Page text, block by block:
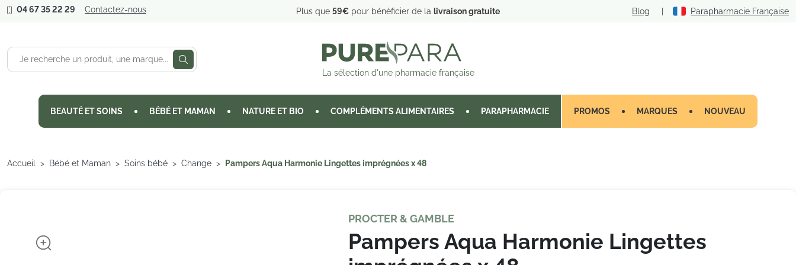
04 67 35 22 29 Contactez-nous Plus que 59€ pour bénéficier de la livraison gratuite Blog | Parapharmacie Française
La sélection d'une pharmacie française
BEAUTÉ ET SOINS BÉBÉ ET MAMAN NATURE ET BIO COMPLÉMENTS ALIMENTAIRES PARAPHARMACIE PROMOS MARQUES NOUVEAU
Accueil Bébé et Maman Soins bébé Change Pampers Aqua Harmonie Lingettes imprégnées x 48
PROCTER & GAMBLE
Pampers Aqua Harmonie Lingettes